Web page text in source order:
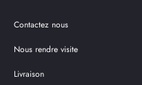
Contactez nous
Nous rendre visite
Livraison